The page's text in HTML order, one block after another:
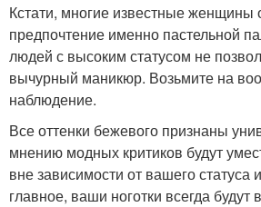
Кстати, многие известные женщины
предпочтение именно пастельной
людей с высоким статусом не
вычурный маникюр. Возьмите на
наблюдение.
Все оттенки бежевого признаны
мнению модных критиков будут
вне зависимости от вашего статуса
главное, ваши ноготки всегда будут